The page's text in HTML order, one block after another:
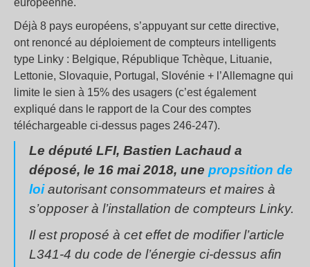
européenne.
Déjà 8 pays européens, s’appuyant sur cette directive,
ont renoncé au déploiement de compteurs intelligents
type Linky : Belgique, République Tchèque, Lituanie,
Lettonie, Slovaquie, Portugal, Slovénie + l’Allemagne qui
limite le sien à 15% des usagers (c’est également
expliqué dans le rapport de la Cour des comptes
téléchargeable ci-dessus pages 246-247).
Le député LFI, Bastien Lachaud a
déposé, le 16 mai 2018, une propsition de
loiautorisant consommateurs et maires à
s’opposer à l’installation de compteurs Linky.
Il est proposé à cet effet de modifier l’article
L341-4 du code de l’énergie ci-dessus afin